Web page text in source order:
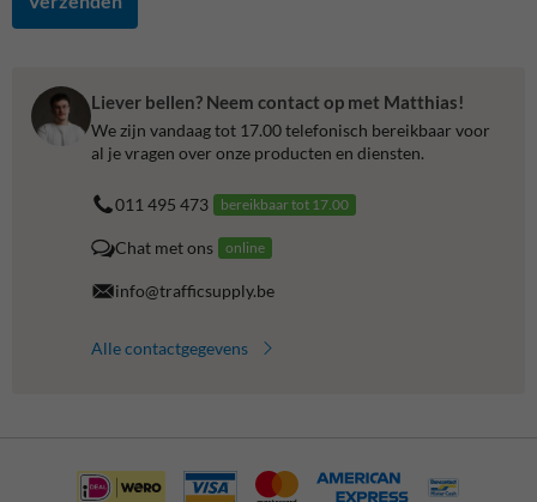
Liever bellen? Neem contact op met Matthias!
We zijn vandaag tot 17.00 telefonisch bereikbaar voor
al je vragen over onze producten en diensten.
011 495 473 bereikbaar tot 17.00
Chat met ons online
info@trafficsupply.be
Alle contactgegevens